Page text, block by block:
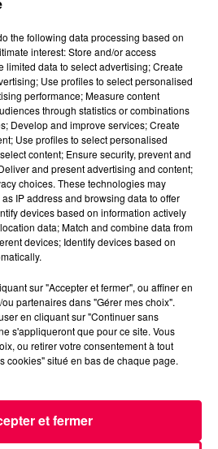
rappelées pour
dans deux assiettes en
2020 et 2022 par Linvosges.
the following data processing based on
interest: Store and/or access
limited data to select advertising; Create
Use profiles to select personalised
performance; Measure content
through statistics or combinations
Develop and improve services; Create
Use profiles to select personalised
content; Ensure security, prevent and
and present advertising and content;
choices. These technologies may
IP address and browsing data to offer
devices based on information actively
data; Match and combine data from
devices; Identify devices based on
sur "Accepter et fermer", ou affiner en
partenaires dans "Gérer mes choix".
en cliquant sur "Continuer sans
s'appliqueront que pour ce site. Vous
ou retirer votre consentement à tout
cookies" situé en bas de chaque page.
et fermer